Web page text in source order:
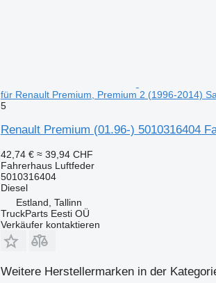
für Renault Premium, Premium 2 (1996-2014)
5
Renault Premium (01.96-) 5010316404
42,74 € ≈ 39,94 CHF
Fahrerhaus Luftfeder
5010316404
Diesel
Estland, Tallinn
TruckParts Eesti OÜ
Verkäufer kontaktieren
Weitere Herstellermarken in der